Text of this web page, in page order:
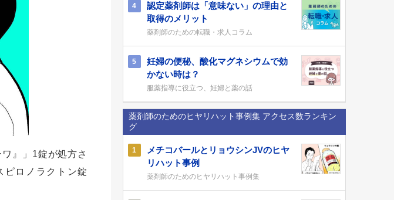
』」1錠が処方さ
ピロノラクトン錠
4
認定薬剤師は「意味ない」の理由と
取得のメリット
薬剤師のための転職・求人コラム
5
妊婦の便秘、酸化マグネシウムで効
かない時は？
服薬指導に役立つ、妊婦と薬の話
薬剤師のためのヒヤリハット事例集 アクセス数ランキン
グ
1
メチコバールとリョウシンJVのヒヤ
リハット事例
薬剤師のためのヒヤリハット事例集